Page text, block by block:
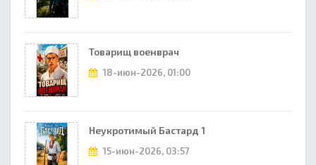
Товарищ военврач
18-июн-2026, 01:00
Неукротимый Бастард 1
15-июн-2026, 03:57